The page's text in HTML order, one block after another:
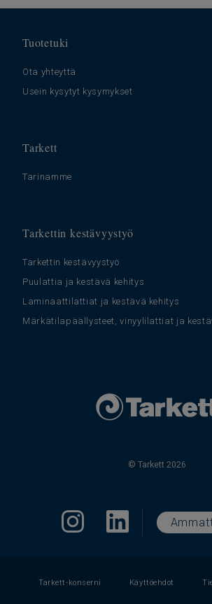
Tuotetuki
Ota yhteyttä
Usein kysytyt kysymykset
Tarkett
Tarinamme
Tarkettin kestävyystyö
Tarkettin kestävyystyö
Puulattia ja kestävä kehitys
Laminaattilattiat ja kestävä kehitys
Märkätilapäällysteet, vinyylilattiat ja
© Tarkett 2026
Tarkett-konserni Käyttöehdot